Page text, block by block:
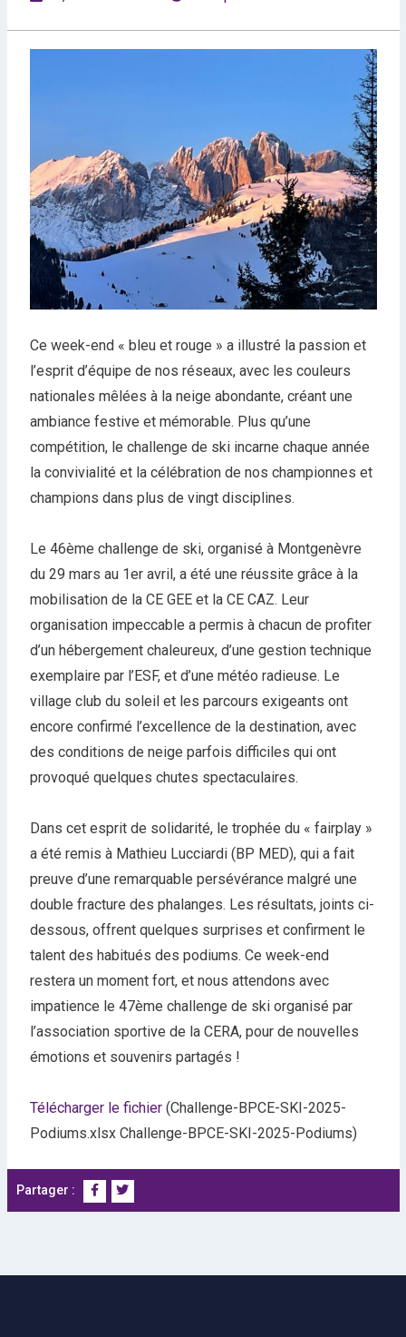
Ce week-end « bleu et rouge » a illustré la passion et
l’esprit d’équipe de nos réseaux, avec les couleurs
nationales mêlées à la neige abondante, créant une
ambiance festive et mémorable. Plus qu’une
compétition, le challenge de ski incarne chaque année
la convivialité et la célébration de nos championnes et
champions dans plus de vingt disciplines.
Le 46ème challenge de ski, organisé à Montgenèvre
du 29 mars au 1er avril, a été une réussite grâce à la
mobilisation de la CE GEE et la CE CAZ. Leur
organisation impeccable a permis à chacun de profiter
d’un hébergement chaleureux, d’une gestion technique
exemplaire par l’ESF, et d’une météo radieuse. Le
village club du soleil et les parcours exigeants ont
encore confirmé l’excellence de la destination, avec
des conditions de neige parfois difficiles qui ont
provoqué quelques chutes spectaculaires.
Dans cet esprit de solidarité, le trophée du « fairplay »
a été remis à Mathieu Lucciardi (BP MED), qui a fait
preuve d’une remarquable persévérance malgré une
double fracture des phalanges. Les résultats, joints ci-
dessous, offrent quelques surprises et confirment le
talent des habitués des podiums. Ce week-end
restera un moment fort, et nous attendons avec
impatience le 47ème challenge de ski organisé par
l’association sportive de la CERA, pour de nouvelles
émotions et souvenirs partagés !
Télécharger le fichier(Challenge-BPCE-SKI-2025-
Podiums.xlsx Challenge-BPCE-SKI-2025-Podiums)
Partager :